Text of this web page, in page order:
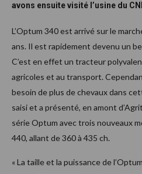
avons ensuite visité l’usine du
L’Optum 340 est arrivé sur le
ans. Il est rapidement devenu un
C’est en effet un tracteur
agricoles et au transport.
besoin de plus de chevaux dans
saisi et a présenté, en amont
série Optum avec trois nouveaux
440, allant de 360 à 435 ch.
« La taille et la puissance de